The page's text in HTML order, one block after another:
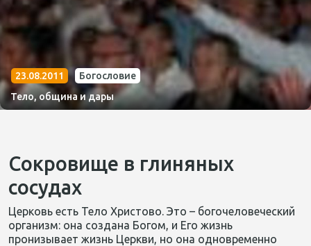
23.08.2011
Богословие
Тело, община и дары
Сокровище в глиняных
сосудах
Церковь есть Тело Христово. Это – богочеловеческий
организм: она создана Богом, и Его жизнь
пронизывает жизнь Церкви, но она одновременно